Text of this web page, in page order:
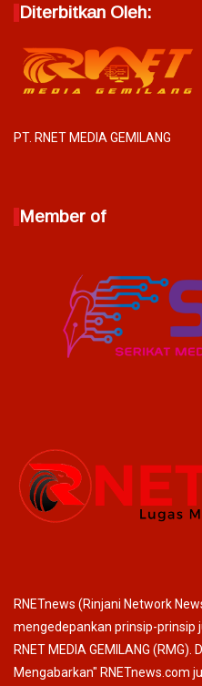
Diterbitkan Oleh:
PT. RNET MEDIA GEMILANG
Member of
RNETnews (Rinjani Network
mengedepankan prinsip-prinsip
RNET MEDIA GEMILANG
Mengabarkan" RNETnews.com